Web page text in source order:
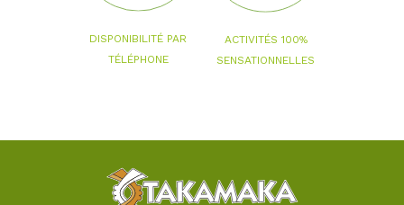
DISPONIBILITÉ PAR
TÉLÉPHONE
ACTIVITÉS 100%
SENSATIONNELLES